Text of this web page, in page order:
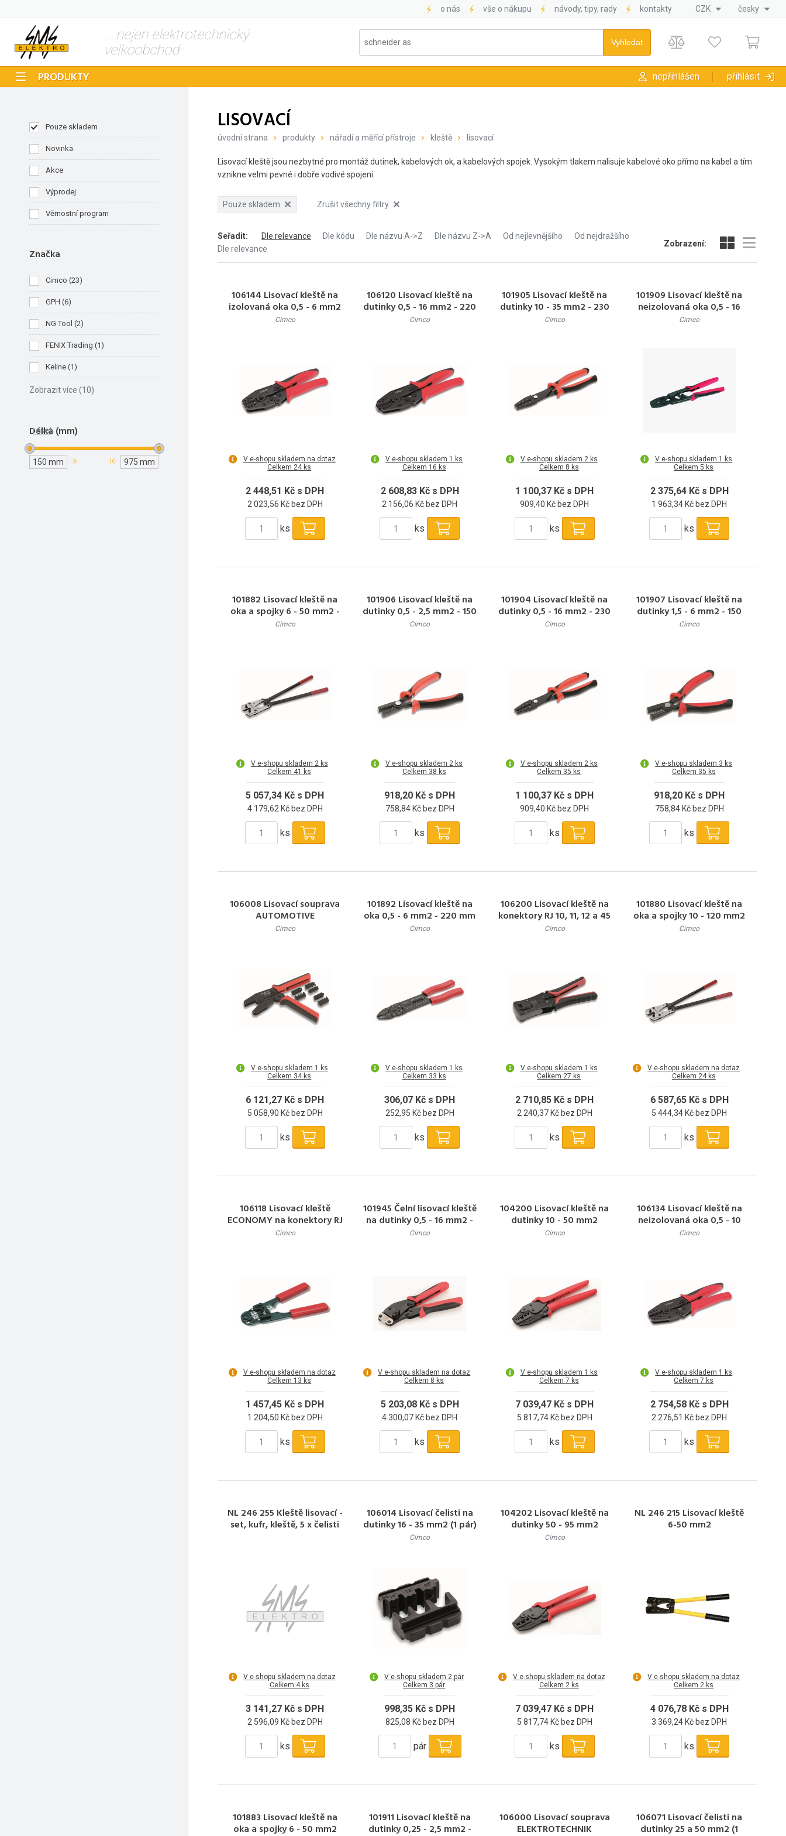
o nás vše o nákupu návody, tipy, rady kontakty CZK česky
... nejen elektrotechnický
velkoobchod
PRODUKTY nepřihlášen přihlásit
Pouze skladem
Novinka
Akce
Výprodej
Věrnostní program
Značka
Cimco (23)
GPH (6)
NG Tool (2)
FENIX Trading (1)
Keline (1)
Zobrazit více (10)
Délka (mm)
reset
150 mm 975 mm
LISOVACÍ
úvodní strana produkty nářadí a měřící přístroje kleště lisovací
Lisovací kleště jsou nezbytné pro montáž dutinek, kabelových ok, a kabelových spojek. Vysokým tlakem nalisuje kabelové oko přímo na kabel a tím
vznikne velmi pevné i dobře vodivé spojení.
Pouze skladem Zrušit všechny filtry
Seřadit: Dle relevance Dle kódu Dle názvu A->Z Dle názvu Z->A Od nejlevnějšího
Od nejdražšího
Dle relevance
Zobrazení:
106144 Lisovací kleště na
izolovaná oka 0,5 - 6 mm2
- 220 mm
Cimco
V e-shopu skladem na dotaz
Celkem 24 ks
2 448,51 Kč s DPH
2 023,56 Kč bez DPH
ks
106120 Lisovací kleště na
dutinky 0,5 - 16 mm2 - 220
mm
Cimco
V e-shopu skladem 1 ks
Celkem 16 ks
2 608,83 Kč s DPH
2 156,06 Kč bez DPH
ks
101905 Lisovací kleště na
dutinky 10 - 35 mm2 - 230
mm
Cimco
V e-shopu skladem 2 ks
Celkem 8 ks
1 100,37 Kč s DPH
909,40 Kč bez DPH
ks
101909 Lisovací kleště na
neizolovaná oka 0,5 - 16
mm2 - 325 mm
Cimco
V e-shopu skladem 1 ks
Celkem 5 ks
2 375,64 Kč s DPH
1 963,34 Kč bez DPH
ks
101882 Lisovací kleště na
oka a spojky 6 - 50 mm2 -
390 mm
Cimco
V e-shopu skladem 2 ks
Celkem 41 ks
5 057,34 Kč s DPH
4 179,62 Kč bez DPH
ks
101906 Lisovací kleště na
dutinky 0,5 - 2,5 mm2 - 150
mm
Cimco
V e-shopu skladem 2 ks
Celkem 38 ks
918,20 Kč s DPH
758,84 Kč bez DPH
ks
101904 Lisovací kleště na
dutinky 0,5 - 16 mm2 - 230
mm
Cimco
V e-shopu skladem 2 ks
Celkem 35 ks
1 100,37 Kč s DPH
909,40 Kč bez DPH
ks
101907 Lisovací kleště na
dutinky 1,5 - 6 mm2 - 150
mm
Cimco
V e-shopu skladem 3 ks
Celkem 35 ks
918,20 Kč s DPH
758,84 Kč bez DPH
ks
106008 Lisovací souprava
AUTOMOTIVE
Cimco
V e-shopu skladem 1 ks
Celkem 34 ks
6 121,27 Kč s DPH
5 058,90 Kč bez DPH
ks
101892 Lisovací kleště na
oka 0,5 - 6 mm2 - 220 mm
Cimco
V e-shopu skladem 1 ks
Celkem 33 ks
306,07 Kč s DPH
252,95 Kč bez DPH
ks
106200 Lisovací kleště na
konektory RJ 10, 11, 12 a 45
Cimco
V e-shopu skladem 1 ks
Celkem 27 ks
2 710,85 Kč s DPH
2 240,37 Kč bez DPH
ks
101880 Lisovací kleště na
oka a spojky 10 - 120 mm2
- 650 mm
Cimco
V e-shopu skladem na dotaz
Celkem 24 ks
6 587,65 Kč s DPH
5 444,34 Kč bez DPH
ks
106118 Lisovací kleště
ECONOMY na konektory RJ
45
Cimco
V e-shopu skladem na dotaz
Celkem 13 ks
1 457,45 Kč s DPH
1 204,50 Kč bez DPH
ks
101945 Čelní lisovací kleště
na dutinky 0,5 - 16 mm2 -
220 mm
Cimco
V e-shopu skladem na dotaz
Celkem 8 ks
5 203,08 Kč s DPH
4 300,07 Kč bez DPH
ks
104200 Lisovací kleště na
dutinky 10 - 50 mm2
Cimco
V e-shopu skladem 1 ks
Celkem 7 ks
7 039,47 Kč s DPH
5 817,74 Kč bez DPH
ks
106134 Lisovací kleště na
neizolovaná oka 0,5 - 10
mm2 - 220 mm
Cimco
V e-shopu skladem 1 ks
Celkem 7 ks
2 754,58 Kč s DPH
2 276,51 Kč bez DPH
ks
NL 246 255 Kleště lisovací -
set, kufr, kleště, 5 x čelisti
V e-shopu skladem na dotaz
Celkem 4 ks
3 141,27 Kč s DPH
2 596,09 Kč bez DPH
ks
106014 Lisovací čelisti na
dutinky 16 - 35 mm2 (1 pár)
Cimco
V e-shopu skladem 2 pár
Celkem 3 pár
998,35 Kč s DPH
825,08 Kč bez DPH
pár
104202 Lisovací kleště na
dutinky 50 - 95 mm2
Cimco
V e-shopu skladem na dotaz
Celkem 2 ks
7 039,47 Kč s DPH
5 817,74 Kč bez DPH
ks
NL 246 215 Lisovací kleště
6-50 mm2
V e-shopu skladem na dotaz
Celkem 2 ks
4 076,78 Kč s DPH
3 369,24 Kč bez DPH
ks
101883 Lisovací kleště na
oka a spojky 6 - 50 mm2
101911 Lisovací kleště na
dutinky 0,25 - 2,5 mm2 -
106000 Lisovací souprava
ELEKTROTECHNIK
106071 Lisovací čelisti na
dutinky 25 a 50 mm2 (1